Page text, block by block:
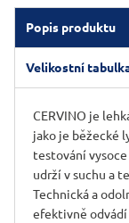
Popis produktu
Velikostní
CERVINO je
jako je běžecké
testování
udrží v suchu a
Technická a
efektivně odvádí